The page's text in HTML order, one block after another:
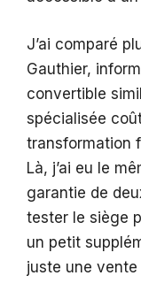
J’ai comparé
Gauthier,
convertible
spécialisée
transformation
Là, j’ai eu le
garantie de
tester le siège
un petit
juste une vente